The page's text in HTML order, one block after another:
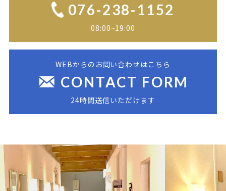
076-238-1152
08:00~19:00
WEBからのお問い合わせはこちら
CONTACT FORM
24時間送信いただけます